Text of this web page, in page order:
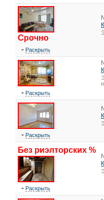
Срочно
Раскрыть
Раскрыть
Раскрыть
Без риэлторских %
Раскрыть